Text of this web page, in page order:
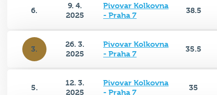
6.
9. 4.
2025
Pivovar Kolkovna
- Praha 7
38.5
3.
26. 3.
2025
Pivovar Kolkovna
- Praha 7
35.5
5.
12. 3.
2025
Pivovar Kolkovna
- Praha 7
35